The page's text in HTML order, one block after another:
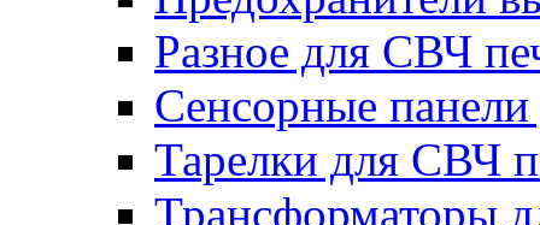
Разное для СВЧ
Сенсорные
Тарелки для СВЧ
Трансформаторы